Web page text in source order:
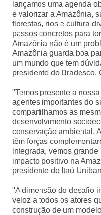
lançamos uma agenda
e valorizar a Amazônia,
florestas, rios e cultura
passos concretos para
Amazônia não é um
Amazônia guarda boa
um mundo que tem
presidente do Bradesco,
"Temos presente a
agentes importantes do
compartilhamos as
desenvolvimento
conservação ambiental.
têm forças
integrada, vemos
impacto positivo na
presidente do Itaú
"A dimensão do desafio
veloz a todos os atores
construção de um